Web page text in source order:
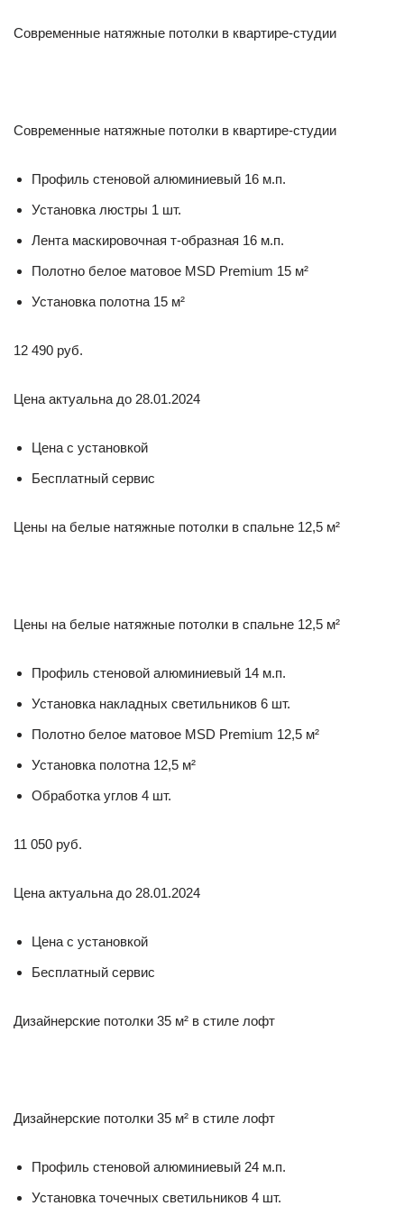
Современные натяжные потолки в квартире-студии
Современные натяжные потолки в квартире-студии
Профиль стеновой алюминиевый 16 м.п.
Установка люстры 1 шт.
Лента маскировочная т-образная 16 м.п.
Полотно белое матовое MSD Premium 15 м²
Установка полотна 15 м²
12 490 руб.
Цена актуальна до 28.01.2024
Цена с установкой
Бесплатный сервис
Цены на белые натяжные потолки в спальне 12,5 м²
Цены на белые натяжные потолки в спальне 12,5 м²
Профиль стеновой алюминиевый 14 м.п.
Установка накладных светильников 6 шт.
Полотно белое матовое MSD Premium 12,5 м²
Установка полотна 12,5 м²
Обработка углов 4 шт.
11 050 руб.
Цена актуальна до 28.01.2024
Цена с установкой
Бесплатный сервис
Дизайнерские потолки 35 м² в стиле лофт
Дизайнерские потолки 35 м² в стиле лофт
Профиль стеновой алюминиевый 24 м.п.
Установка точечных светильников 4 шт.